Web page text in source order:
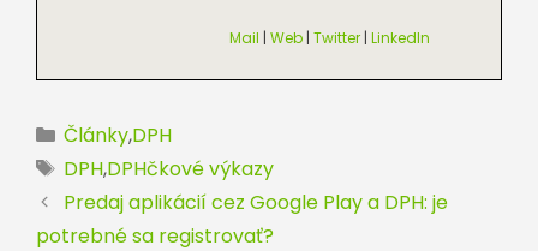
Mail | Web | Twitter | LinkedIn
Kategórie
Články,DPH
Značky
DPH,DPHčkové výkazy
Predaj aplikácií cez Google Play a DPH: je
potrebné sa registrovať?